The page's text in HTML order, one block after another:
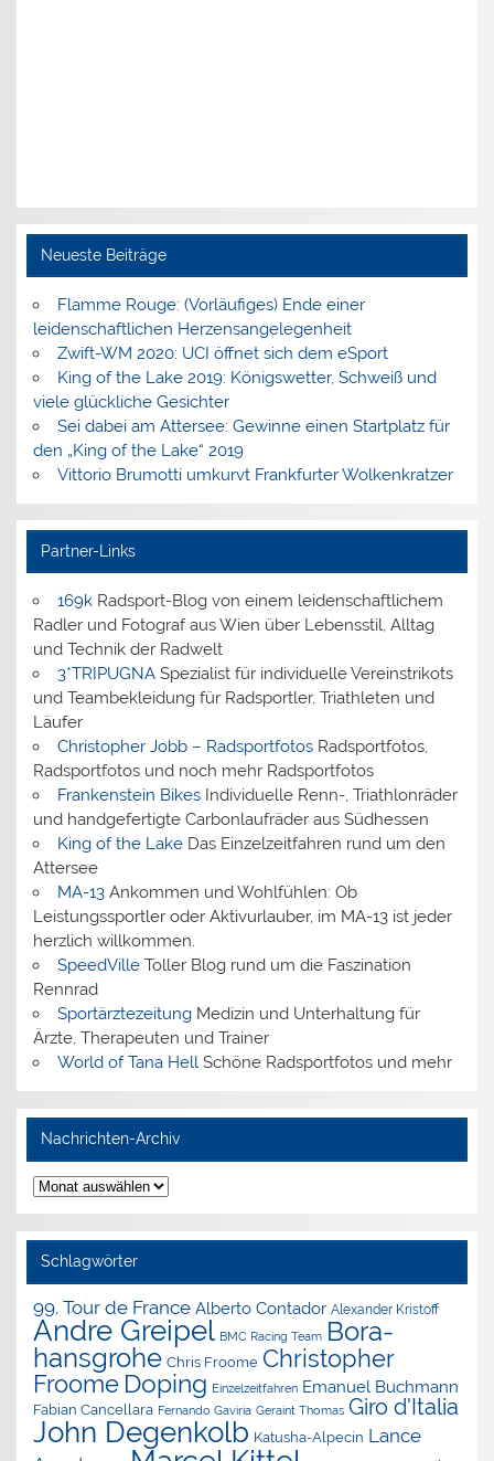
Neueste Beiträge
Flamme Rouge: (Vorläufiges) Ende einer
leidenschaftlichen Herzensangelegenheit
Zwift-WM 2020: UCI öffnet sich dem eSport
King of the Lake 2019: Königswetter, Schweiß und
viele glückliche Gesichter
Sei dabei am Attersee: Gewinne einen Startplatz für
den „King of the Lake“ 2019
Vittorio Brumotti umkurvt Frankfurter Wolkenkratzer
Partner-Links
169kRadsport-Blog von einem leidenschaftlichem
Radler und Fotograf aus Wien über Lebensstil, Alltag
und Technik der Radwelt
3*TRIPUGNASpezialist für individuelle Vereinstrikots
und Teambekleidung für Radsportler, Triathleten und
Läufer
Christopher Jobb – RadsportfotosRadsportfotos,
Radsportfotos und noch mehr Radsportfotos
Frankenstein BikesIndividuelle Renn-, Triathlonräder
und handgefertigte Carbonlaufräder aus Südhessen
King of the LakeDas Einzelzeitfahren rund um den
Attersee
MA-13Ankommen und Wohlfühlen: Ob
Leistungssportler oder Aktivurlauber, im MA-13 ist jeder
herzlich willkommen.
SpeedVilleToller Blog rund um die Faszination
Rennrad
SportärztezeitungMedizin und Unterhaltung für
Ärzte, Therapeuten und Trainer
World of Tana HellSchöne Radsportfotos und mehr
Nachrichten-Archiv
Nachrichten-
Archiv
Schlagwörter
99. Tour de France Alberto Contador Alexander Kristoff
Andre Greipel BMC Racing Team Bora-
hansgrohe Chris Froome Christopher
Froome Doping Einzelzeitfahren Emanuel Buchmann
Fabian Cancellara Fernando Gaviria Geraint Thomas Giro d'Italia
John Degenkolb Katusha-Alpecin Lance